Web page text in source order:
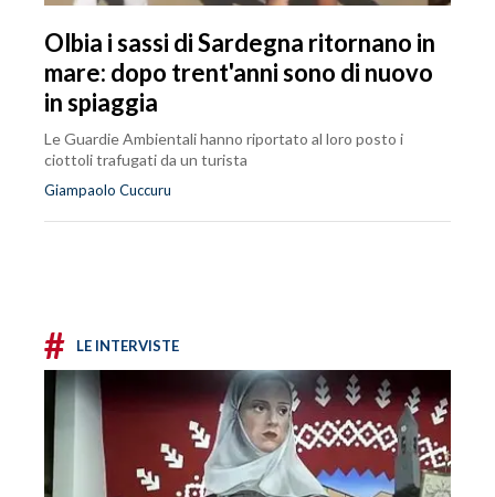
Olbia i sassi di Sardegna ritornano in
mare: dopo trent'anni sono di nuovo
in spiaggia
Le Guardie Ambientali hanno riportato al loro posto i
ciottoli trafugati da un turista
Giampaolo Cuccuru
# LE INTERVISTE